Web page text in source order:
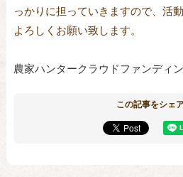
っかりに担っていきますので、活
よろしくお願い致します。
農家ハンタークラウドファンディ
この記事をシェ